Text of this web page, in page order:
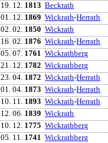
19. 12. 1813 Beckrath
01. 12. 1869 Wickrath-Herrath
02. 02. 1850 Wickrath
16. 02. 1876 Wickrath-Herrath
05. 07. 1761 Wickrathberg
21. 12. 1782 Wickrathberg
23. 04. 1872 Wickrath-Herrath
01. 04. 1873 Wickrath-Herrath
10. 11. 1893 Wickrath-Herrath
12. 06. 1839 Wickrath
10. 12. 1775 Wickrathberg
05. 11. 1741 Wickrathberg